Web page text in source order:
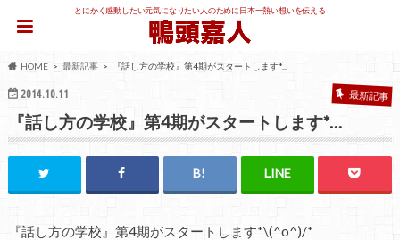
とにかく感動したい元気になりたい人のために日本一熱い想いを伝える
HOME 最新記事 『話し方の学校』第4期がスタートします*...
2014.10.11 最新記事
『話し方の学校』第4期がスタートします*…
『話し方の学校』第4期がスタートします*\(^o^)/*